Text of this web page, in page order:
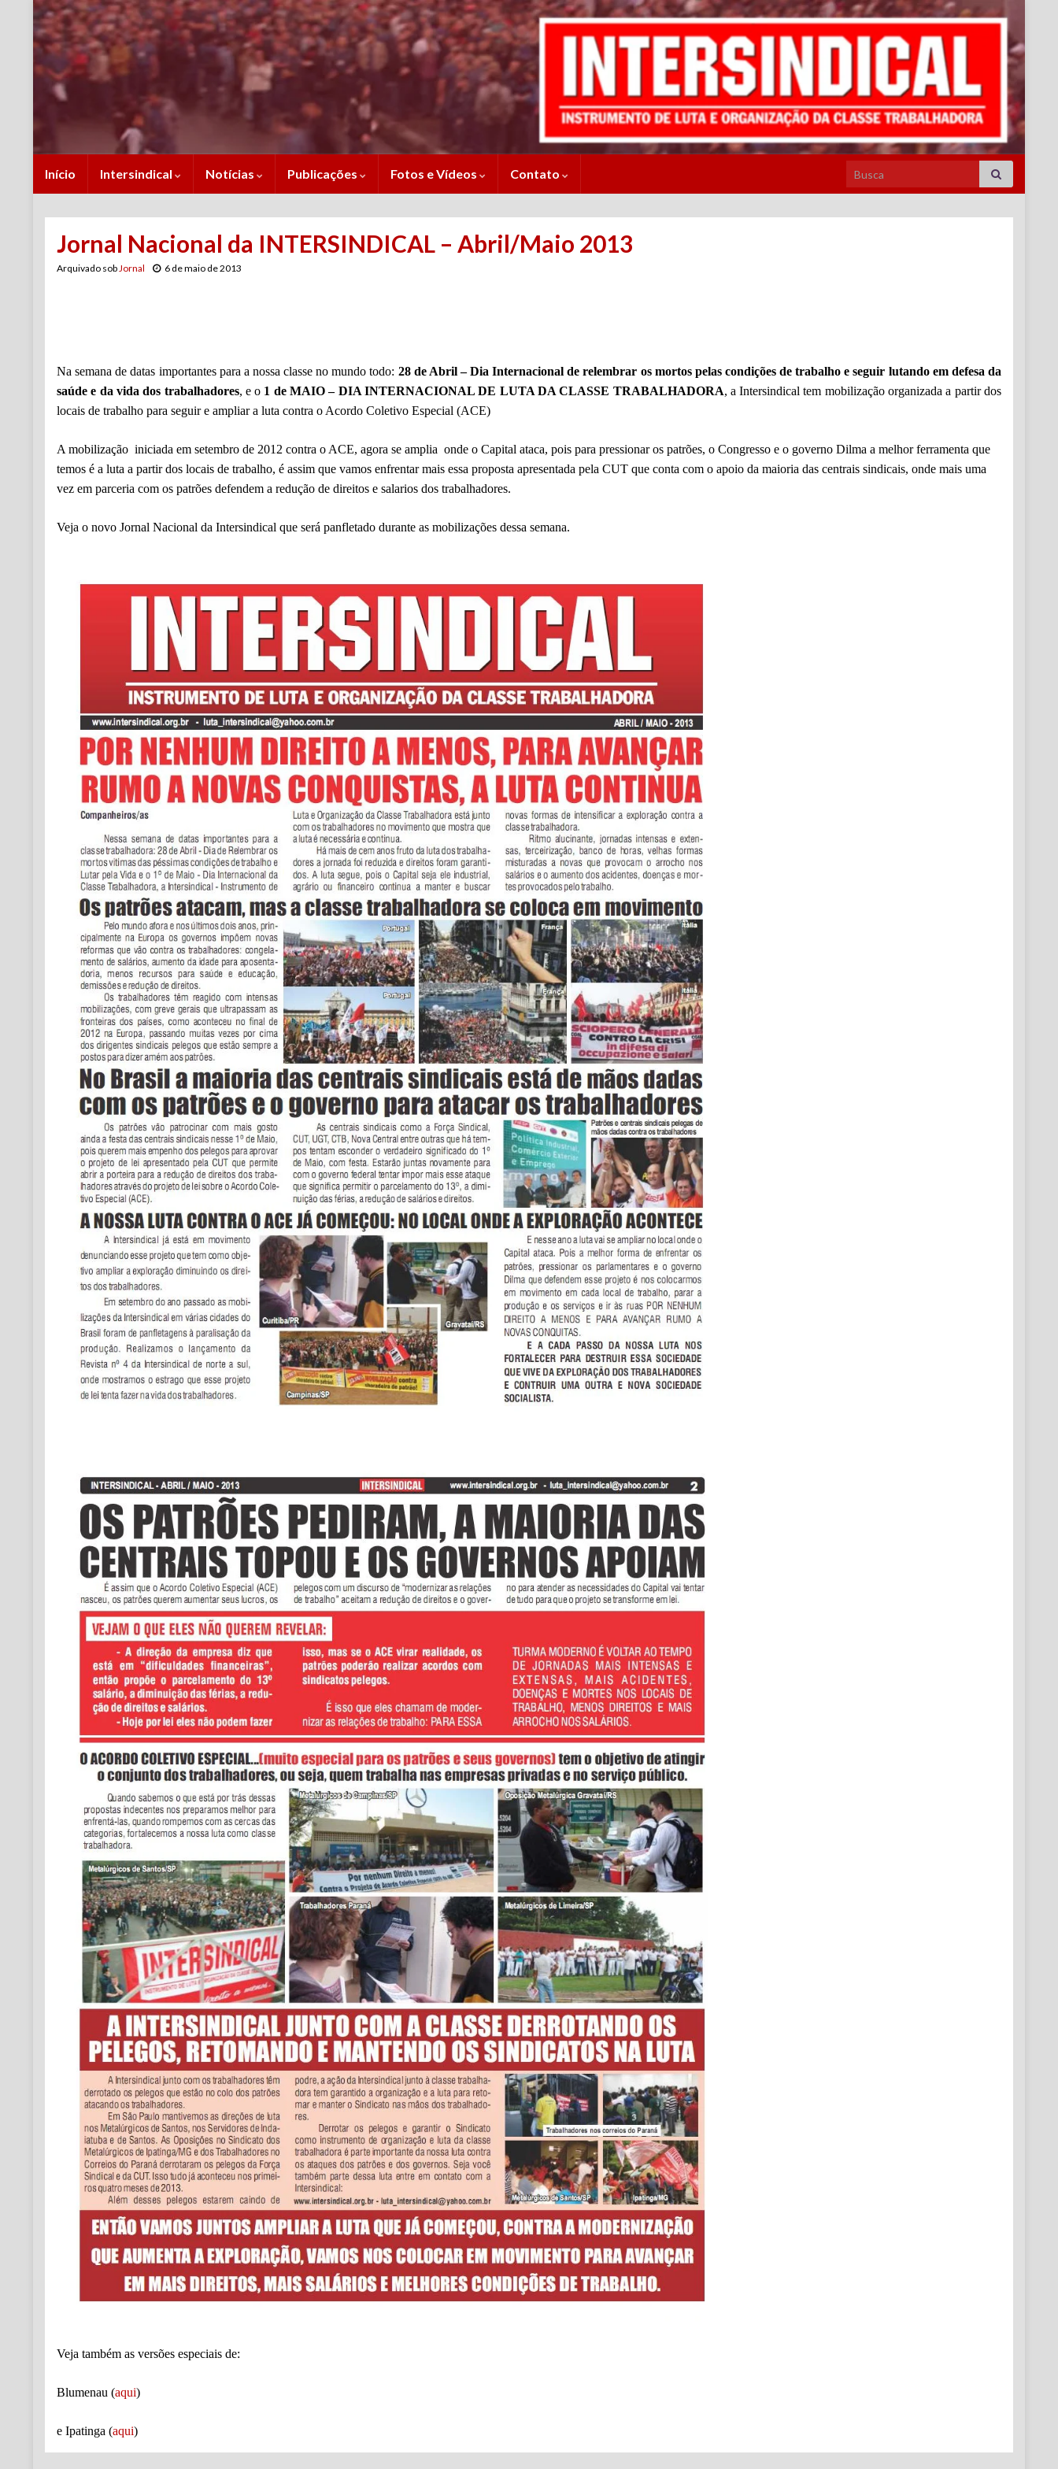
Início Intersindical Notícias Publicações Fotos e Vídeos Contato Search for:
Jornal Nacional da INTERSINDICAL – Abril/Maio 2013
Arquivado sobJornal 6 de maio de 2013
Na semana de datas importantes para a nossa classe no mundo todo: 28 de Abril – Dia Internacional de relembrar os mortos pelas condições de trabalho e seguir lutando em defesa da
saúde e da vida dos trabalhadores, e o 1 de MAIO – DIA INTERNACIONAL DE LUTA DA CLASSE TRABALHADORA, a Intersindical tem mobilização organizada a partir dos
locais de trabalho para seguir e ampliar a luta contra o Acordo Coletivo Especial (ACE)
A mobilização iniciada em setembro de 2012 contra o ACE, agora se amplia onde o Capital ataca, pois para pressionar os patrões, o Congresso e o governo Dilma a melhor ferramenta que
temos é a luta a partir dos locais de trabalho, é assim que vamos enfrentar mais essa proposta apresentada pela CUT que conta com o apoio da maioria das centrais sindicais, onde mais uma
vez em parceria com os patrões defendem a redução de direitos e salarios dos trabalhadores.
Veja o novo Jornal Nacional da Intersindical que será panfletado durante as mobilizações dessa semana.
Veja também as versões especiais de:
Blumenau (aqui)
e Ipatinga (aqui)